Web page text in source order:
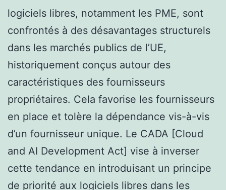
logiciels libres, notamment les PME, sont
confrontés à des désavantages structurels
dans les marchés publics de l’UE,
historiquement conçus autour des
caractéristiques des fournisseurs
propriétaires. Cela favorise les fournisseurs
en place et tolère la dépendance vis-à-vis
d’un fournisseur unique. Le CADA [Cloud
and AI Development Act] vise à inverser
cette tendance en introduisant un principe
de priorité aux logiciels libres dans les